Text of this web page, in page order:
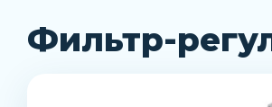
Фильтр-